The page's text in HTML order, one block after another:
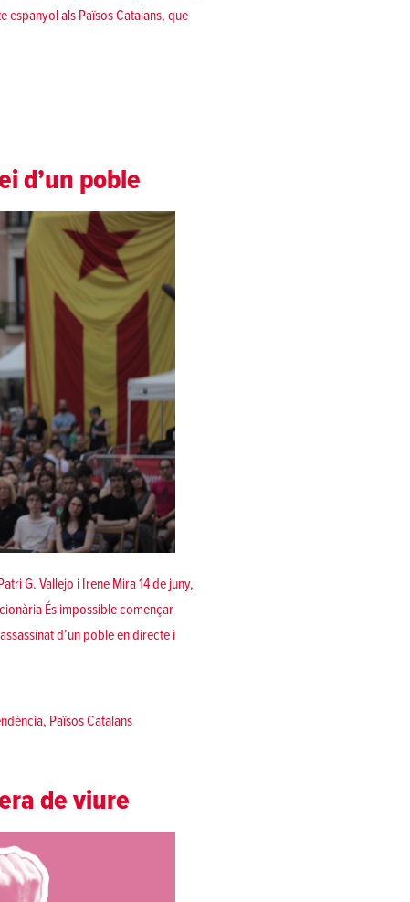
als Països Catalans, que
ARA»
d’un poble
G. Vallejo i Irene Mira 14 de juny,
És impossible començar
d’un poble en directe i
| 25 anys al servei d’un poble»
, Països Catalans
de viure